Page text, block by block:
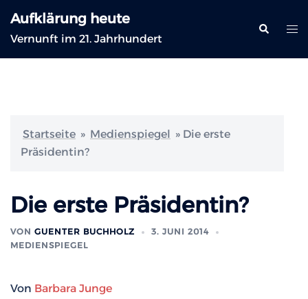
Inhalt
springen
Aufklärung heute
Vernunft im 21. Jahrhundert
Suche
Startseite » Medienspiegel » Die erste
Präsidentin?
Die erste Präsidentin?
VON GUENTER BUCHHOLZ
3. JUNI 2014
MEDIENSPIEGEL
Von Barbara Junge